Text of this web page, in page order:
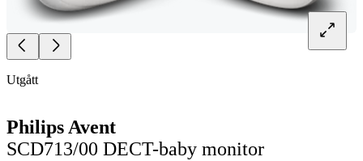
Utgått
Philips Avent
SCD713/00 DECT-baby monitor